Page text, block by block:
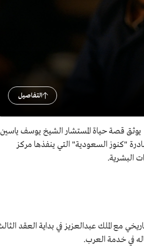
التفاصيل
وثائقي سعودي، أنتج عام 1443هـ/2022م، يوثق قصة حياة المستشار الشيخ يوسف
"كنوز السعودية" التي ينفذها مركز
البشرية.
مع الملك عبدالعزيز في بداية العقد
في خدمة العرب.